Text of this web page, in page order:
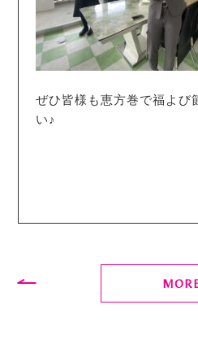
ぜひ皆様も恵方巻で福よび
い♪